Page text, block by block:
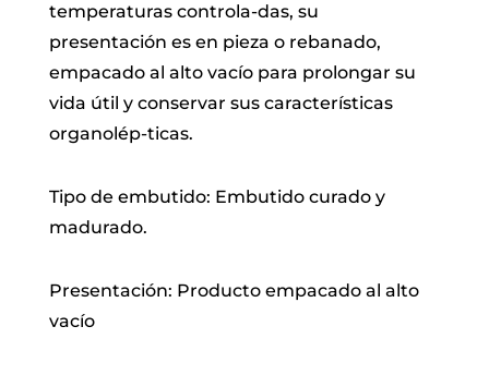
temperaturas controla-das, su
presentación es en pieza o rebanado,
empacado al alto vacío para prolongar su
vida útil y conservar sus características
organolép-ticas.
Tipo de embutido: Embutido curado y
madurado.
Presentación: Producto empacado al alto
vacío